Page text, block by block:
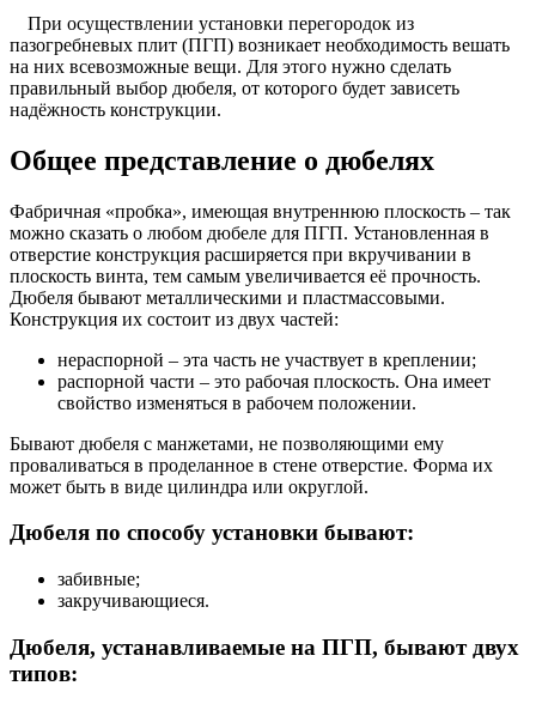
При осуществлении установки перегородок из
пазогребневых плит (ПГП) возникает необходимость вешать
на них всевозможные вещи. Для этого нужно сделать
правильный выбор дюбеля, от которого будет зависеть
надёжность конструкции.
Общее представление о дюбелях
Фабричная «пробка», имеющая внутреннюю плоскость – так
можно сказать о любом дюбеле для ПГП. Установленная в
отверстие конструкция расширяется при вкручивании в
плоскость винта, тем самым увеличивается её прочность.
Дюбеля бывают металлическими и пластмассовыми.
Конструкция их состоит из двух частей:
нераспорной – эта часть не участвует в креплении;
распорной части – это рабочая плоскость. Она имеет
свойство изменяться в рабочем положении.
Бывают дюбеля с манжетами, не позволяющими ему
проваливаться в проделанное в стене отверстие. Форма их
может быть в виде цилиндра или округлой.
Дюбеля по способу установки бывают:
забивные;
закручивающиеся.
Дюбеля, устанавливаемые на ПГП, бывают двух
типов: